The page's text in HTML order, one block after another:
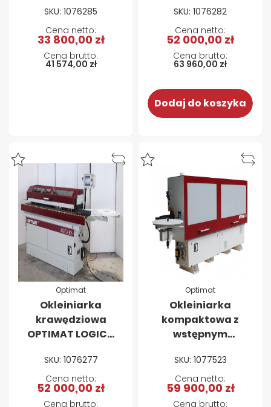
SKU: 1076285
41 574,00 zł
33 800,00 zł
frezowaniem
SKU: 1076282
63 960,00 zł
52 000,00 zł
Dodaj do koszyka
Optimat
Okleiniarka
krawędziowa
OPTIMAT LOGICA
wstępnym
frezowaniem
oraz dwiema
SKU: 1076277
52 000,00 zł
Optimat
Okleiniarka
kompaktowa z
wstępnym
OPTIMAT ONE
cyklina, polerka
SKU: 1077523
59 900,00 zł